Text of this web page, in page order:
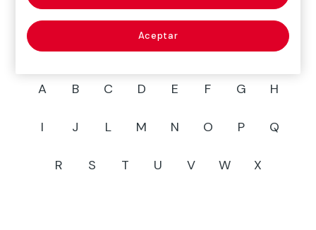
A B C D E F G H
I J L M N O P Q
R S T U V W X
Aceptar